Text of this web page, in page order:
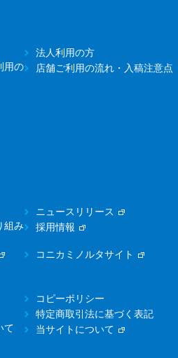
法人利用の方
用の
店舗ご利用の流れ・入稿注意点
ニュースリリース
組み
採用情報
コニカミノルタサイト
コピーポリシー
特定商取引法に基づく表記
て
当サイトについて